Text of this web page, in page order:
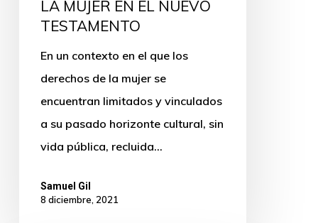
LA MUJER EN EL NUEVO
TESTAMENTO
En un contexto en el que los
derechos de la mujer se
encuentran limitados y vinculados
a su pasado horizonte cultural, sin
vida pública, recluida…
Samuel Gil
8 diciembre, 2021